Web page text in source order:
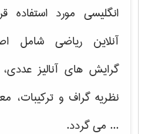
انگلیسی مورد استفاده
آنلاین ریاضی شامل
گرایش های آنالیز
نظریه گراف و تركیبات،
... می گردد.